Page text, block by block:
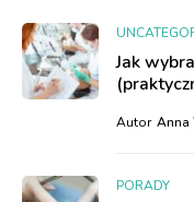
Jak
Autor Anna
PORADY